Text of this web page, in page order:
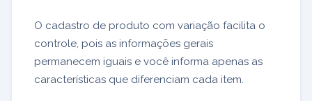
O cadastro de produto com variação facilita o
controle, pois as informações gerais
permanecem iguais e você informa apenas as
características que diferenciam cada item.